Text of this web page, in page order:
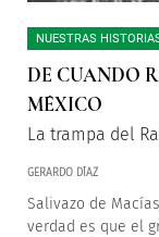
NUESTRAS
DE CUANDO
MÉXICO
La trampa del
GERARDO DÍAZ
Salivazo de
verdad es que el